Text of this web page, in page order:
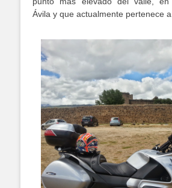
Ávila y que actualmente pertenece a